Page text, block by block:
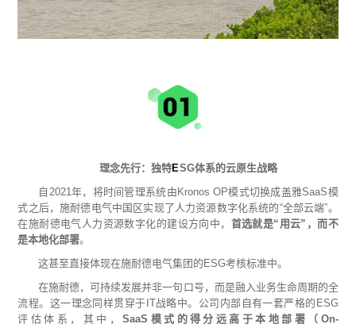
理念先行：独特ESG体系的云原生战略
自2021年，将时间管理系统由Kronos OP模式切换成盖雅SaaS模
式之后，施耐德电气中国区实现了人力资源数字化系统的“全部云端”。
在施耐德电气人力资源数字化的建设方向中， 首选就是“用云”，而不
是本地化部署。
这甚至直接体现在施耐德电气集团的ESG考核标准中。
在施耐德，可持续发展并非一句口号，而是融入业务生命周期的全
流程。这一理念同样贯穿于IT战略中。公司内部自有一套严格的ESG
评估体系，其中，SaaS模式的得分远高于本地部署（On-